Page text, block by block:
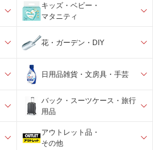
キッズ・ベビー・
マタニティ
花・ガーデン・DIY
日用品雑貨・文房具・手芸
バック・スーツケース・旅行
用品
アウトレット品・
その他